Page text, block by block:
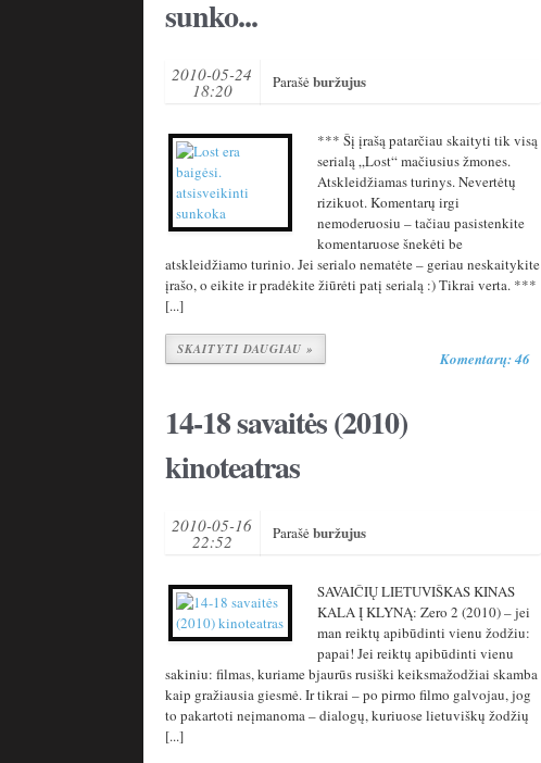
sunko...
2010-05-24
18:20 Parašėburžujus
*** Šį įrašą patarčiau skaityti tik visą
serialą „Lost“ mačiusius žmones.
Atskleidžiamas turinys. Nevertėtų
rizikuot. Komentarų irgi
nemoderuosiu – tačiau pasistenkite
komentaruose šnekėti be
atskleidžiamo turinio. Jei serialo nematėte – geriau neskaitykite
įrašo, o eikite ir pradėkite žiūrėti patį serialą :) Tikrai verta. ***
[...]
SKAITYTI DAUGIAU » Komentarų: 46
14-18 savaitės (2010)
kinoteatras
2010-05-16
22:52 Parašėburžujus
SAVAIČIŲ LIETUVIŠKAS KINAS
KALA Į KLYNĄ: Zero 2 (2010) – jei
man reiktų apibūdinti vienu žodžiu:
papai! Jei reiktų apibūdinti vienu
sakiniu: filmas, kuriame bjaurūs rusiški keiksmažodžiai skamba
kaip gražiausia giesmė. Ir tikrai – po pirmo filmo galvojau, jog
to pakartoti neįmanoma – dialogų, kuriuose lietuviškų žodžių
[...]